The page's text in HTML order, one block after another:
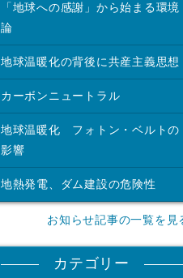
「地球への感謝」から始まる環境
論
地球温暖化の背後に共産主義思想
カーボンニュートラル
地球温暖化 フォトン・ベルトの
影響
地熱発電、ダム建設の危険性
お知らせ記事の一覧を見
カテゴリー